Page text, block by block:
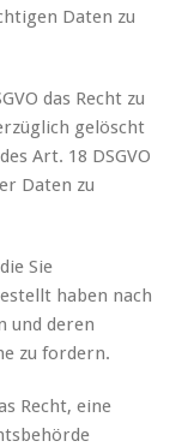
Daten zu
das Recht zu
gelöscht
Art. 18 DSGVO
Daten zu
Sie
haben nach
und deren
zu fordern.
Recht, eine